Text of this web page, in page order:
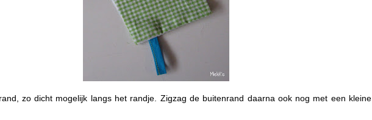
zo dicht mogelijk langs het randje. Zigzag de buitenrand daarna ook nog met een kleine